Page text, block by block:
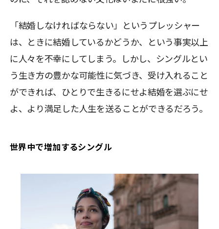
「結婚しなければならない」というプレッシャー
は、ときに結婚しているかどうか、という事実以上
に人々を不幸にしてしまう。しかし、シングルとい
う生き方の豊かな可能性に気づき、受け入れること
ができれば、ひとりで生きるにせよ結婚を選ぶにせ
よ、より満足した人生を送ることができるだろう。
世界中で増加するシングル